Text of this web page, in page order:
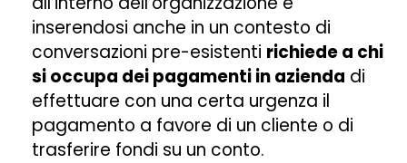
inserendosi anche in un contesto di
conversazioni pre-esistenti richiede a chi
si occupa dei pagamenti in azienda di
effettuare con una certa urgenza il
pagamento a favore di un cliente o di
trasferire fondi su un conto.